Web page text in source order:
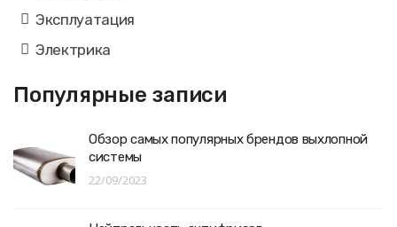
Эксплуатация
Электрика
Популярные записи
Обзор самых популярных брендов выхлопной
системы
22/09/2023